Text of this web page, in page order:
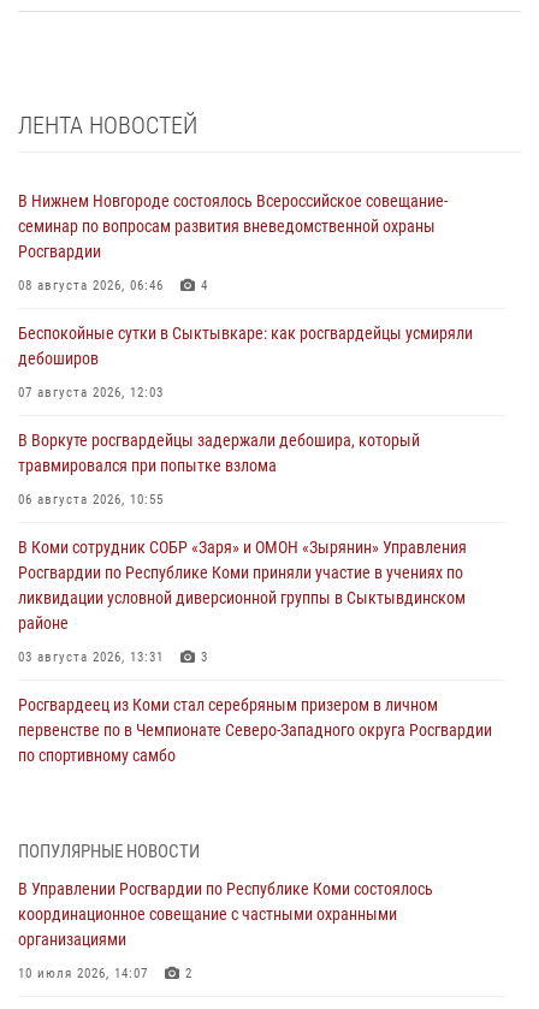
ЛЕНТА НОВОСТЕЙ
В Нижнем Новгороде состоялось Всероссийское совещание-
семинар по вопросам развития вневедомственной охраны
Росгвардии
08 августа 2026, 06:46 4
Беспокойные сутки в Сыктывкаре: как росгвардейцы усмиряли
дебоширов
07 августа 2026, 12:03
В Воркуте росгвардейцы задержали дебошира, который
травмировался при попытке взлома
06 августа 2026, 10:55
В Коми сотрудник СОБР «Заря» и ОМОН «Зырянин» Управления
Росгвардии по Республике Коми приняли участие в учениях по
ликвидации условной диверсионной группы в Сыктывдинском
районе
03 августа 2026, 13:31 3
Росгвардеец из Коми стал серебряным призером в личном
первенстве по в Чемпионате Северо-Западного округа Росгвардии
по спортивному самбо
законодательстве в сфере оборота оружия и продолжают изымать
оружие за нарушения
02 августа 2026, 06:17
В Койгородском районе местный житель обратился в Росгвардию
ПОПУЛЯРНЫЕ НОВОСТИ
В Управлении Росгвардии по Республике Коми состоялось
координационное совещание с частными охранными
организациями
10 июля 2026, 14:07 2